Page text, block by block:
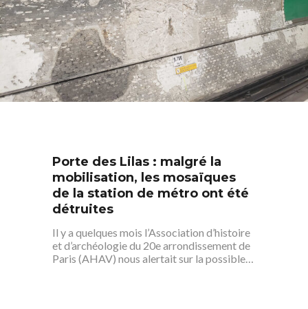
Porte des Lilas : malgré la
mobilisation, les mosaïques
de la station de métro ont été
détruites
Il y a quelques mois l’Association d’histoire
et d’archéologie du 20e arrondissement de
Paris (AHAV) nous alertait sur la possible…